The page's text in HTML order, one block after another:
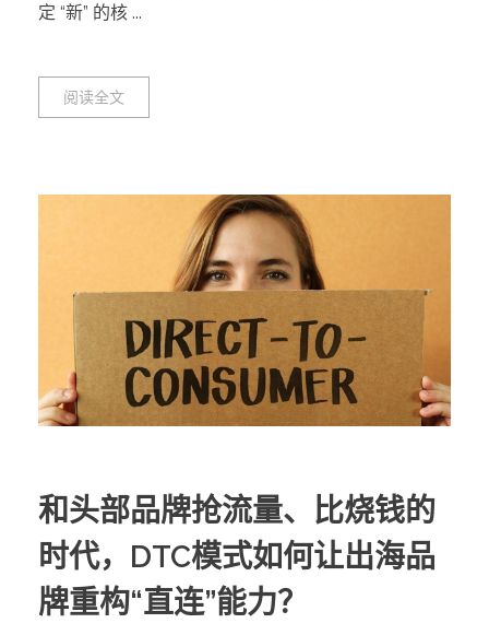
定 “新” 的核 ...
阅读全文
和头部品牌抢流量、比烧钱的
时代，DTC模式如何让出海品
牌重构“直连”能力？